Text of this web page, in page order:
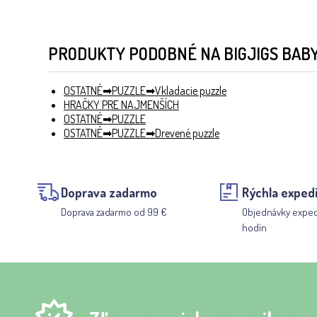
PRODUKTY PODOBNÉ NA BIGJIGS
OSTATNÉ PUZZLE
Vkladacie puzzle
HRAČKY PRE NAJMENŠÍCH
OSTATNÉ
PUZZLE
OSTATNÉ
PUZZLE Drevené puzzle
Doprava zadarmo
Doprava zadarmo od 99 €
Rýchla
Objednávky
hodín